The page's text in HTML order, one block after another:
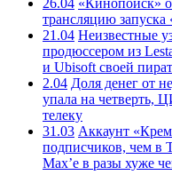
трансляцию запуска
21.04 Неизвестные
продюссером из
и Ubisoft своей
2.04 Доля денег от
упала на четверть,
телеку
31.03 Аккаунт
подписчиков, чем в
Max’е в разы хуже